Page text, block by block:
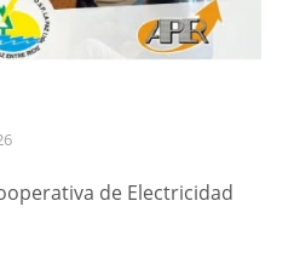
de Electricidad